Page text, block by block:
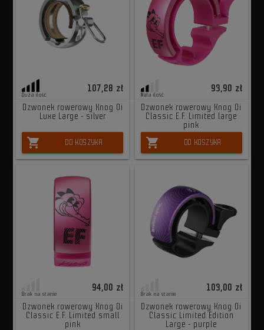
Duża ilość
107,28 zł
Dzwonek rowerowy Knog Oi
Luxe Large - silver
shopping_cart DO KOSZYKA
Mała ilość
93,90 zł
Dzwonek rowerowy Knog Oi
Classic E.F. Limited large
pink
shopping_cart DO KOSZYKA
Brak na stanie
94,00 zł
Dzwonek rowerowy Knog Oi
Classic E.F. Limited small
pink
Brak na stanie
103,00 zł
Dzwonek rowerowy Knog Oi
Classic Limited Edition
Large - purple